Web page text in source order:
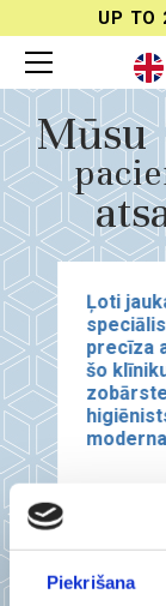
Piekrišana
UP TO
Mūsu
Ļoti
precīza
šo